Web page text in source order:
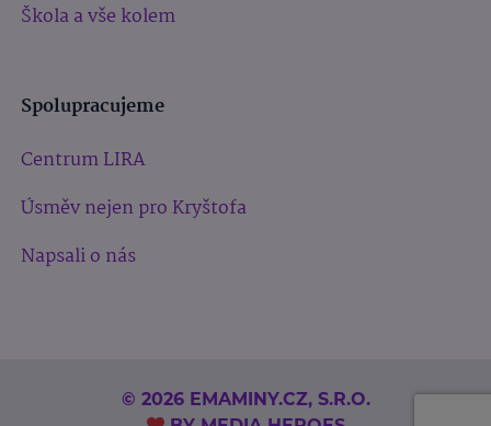
Škola a vše kolem
Spolupracujeme
Centrum LIRA
Úsměv nejen pro Kryštofa
Napsali o nás
© 2026 EMAMINY.CZ, S.R.O.